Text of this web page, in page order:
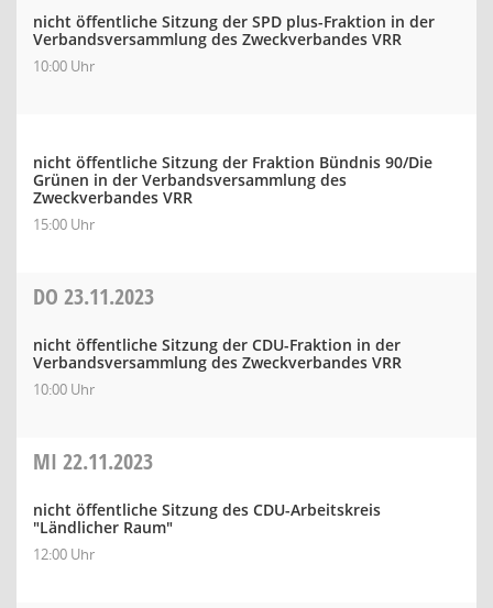
nicht öffentliche Sitzung der SPD plus-Fraktion in der
Verbandsversammlung des Zweckverbandes VRR
10:00 Uhr
nicht öffentliche Sitzung der Fraktion Bündnis 90/Die
Grünen in der Verbandsversammlung des
Zweckverbandes VRR
15:00 Uhr
DO 23.11.2023
nicht öffentliche Sitzung der CDU-Fraktion in der
Verbandsversammlung des Zweckverbandes VRR
10:00 Uhr
MI 22.11.2023
nicht öffentliche Sitzung des CDU-Arbeitskreis
"Ländlicher Raum"
12:00 Uhr